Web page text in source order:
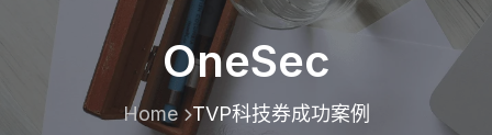
OneSec
Home TVP科技券成功案例